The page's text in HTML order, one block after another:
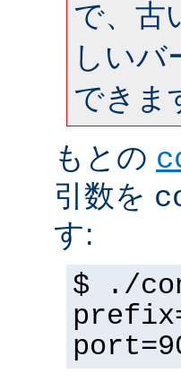
で、古
しいバ
できま
もとの
引数を
す:
$ ./